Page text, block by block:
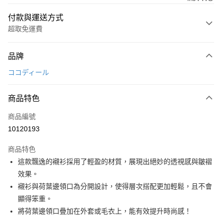
付款與運送方式
超取免運費
信用卡一次付款
LINE Pay
Apple Pay
悠遊付
大哥付你分期
相關說明
【大哥付你分期使用說明】
1.本服務由台灣大哥大提供，台灣大哥大用戶可立即使用無須另外申請。
2.付款方式選擇「大哥付你分期」，訂單成立後會自動跳轉到大哥付的交易
AFTEE先享後付
相關說明
品牌
ココディール
商品特色
商品編號
10120193
商品特色
這款飄逸的襯衫採用了輕盈的材質，展現出絕妙的透視感與皺褶
效果。
襯衫與荷葉邊領口為分開設計，使得層次搭配更加輕鬆，且不會
顯得笨重。
將荷葉邊領口疊加在外套或毛衣上，能有效提升時尚感！